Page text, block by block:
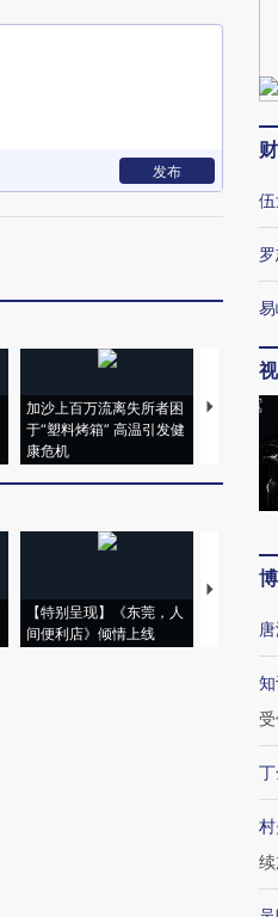
发布
加沙上百万流离失所者困
于“塑料烤箱” 高温引发健
康危机
视线｜
术：是什
心“花钱找
【特别呈现】《东莞，人
间便利店》倾情上线
【推广】